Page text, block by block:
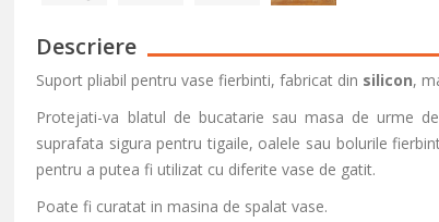
Descriere
Suport pliabil pentru vase fierbinti, fabricat din silicon,
Protejati-va blatul de bucatarie sau masa de urme
suprafata sigura pentru tigaile, oalele sau bolurile
pentru a putea fi utilizat cu diferite vase de gatit.
Poate fi curatat in masina de spalat vase.